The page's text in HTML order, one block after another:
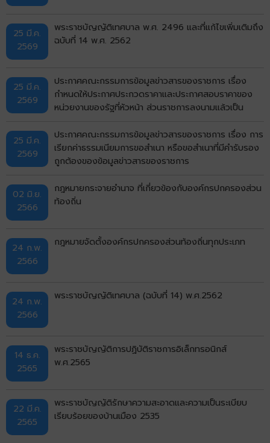
25 มี.ค.
2569
พระราชบัญญัติเทศบาล พ.ศ. 2496 และที่แก้ไขเพิ่มเติมถึง
ฉบับที่ 14 พ.ศ. 2562
25 มี.ค.
2569
ประกาศคณะกรรมการข้อมูลข่าวสารของราชการ เรื่อง
กำหนดให้ประกาศประกวดราคาและประกาศสอบราคาของ
หน่วยงานของรัฐที่หัวหน้า ส่วนราชการลงนามแล้วเป็น
มาตรา 9 (8) แห่งพระราชบัญญัติข้อมูลข่าวสารของ
ราชการ พ.ศ. 2540
25 มี.ค.
2569
ประกาศคณะกรรมการข้อมูลข่าวสารของราชการ เรื่อง การ
เรียกค่าธรรมเนียมการขอสำเนา หรือขอสำเนาที่มีคำรับรอง
ถูกต้องของข้อมูลข่าวสารของราชการ
02 มิ.ย.
2566
กฎหมายกระจายอำนาจ ที่เกี่ยวข้องกับองค์กรปกครองส่วน
ท้องถิ่น
24 ก.พ.
2566
กฎหมายจัดตั้งองค์กรปกครองส่วนท้องถิ่นทุกประเภท
24 ก.พ.
2566
พระราชบัญญัติเทศบาล (ฉบับที่ 14) พ.ศ.2562
14 ธ.ค.
2565
พระราชบัญญัติการปฏิบัติราชการอิเล็กทรอนิกส์
พ.ศ.2565
22 มี.ค.
2565
พระราชบัญญัติรักษาความสะอาดและความเป็นระเบียบ
เรียบร้อยของบ้านเมือง 2535